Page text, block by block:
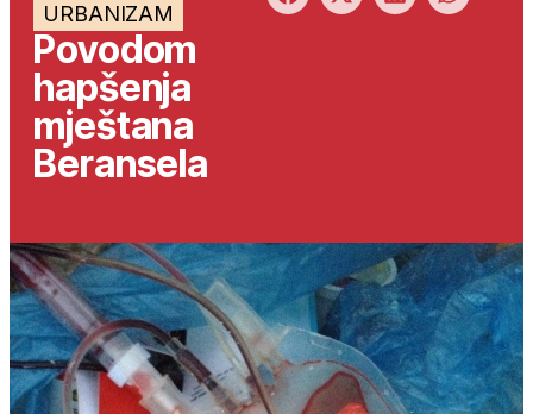
URBANIZAM
Povodom
hapšenja
mještana
Beransela